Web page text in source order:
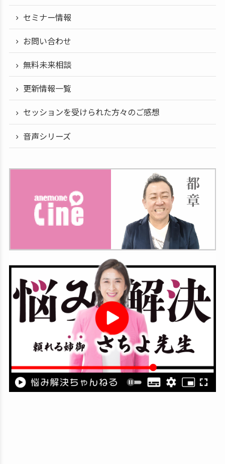
セミナー情報
お問い合わせ
無料未来相談
更新情報一覧
セッションを受けられた方々のご感想
音声シリーズ